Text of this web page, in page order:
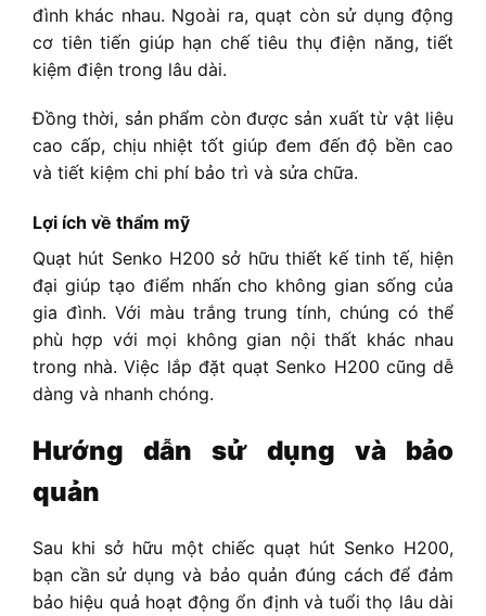
đình khác nhau. Ngoài ra, quạt còn sử dụng động
cơ tiên tiến giúp hạn chế tiêu thụ điện năng, tiết
kiệm điện trong lâu dài.
Đồng thời, sản phẩm còn được sản xuất từ vật liệu
cao cấp, chịu nhiệt tốt giúp đem đến độ bền cao
và tiết kiệm chi phí bảo trì và sửa chữa.
Lợi ích về thẩm mỹ
Quạt hút Senko H200 sở hữu thiết kế tinh tế, hiện
đại giúp tạo điểm nhấn cho không gian sống của
gia đình. Với màu trắng trung tính, chúng có thể
phù hợp với mọi không gian nội thất khác nhau
trong nhà. Việc lắp đặt quạt Senko H200 cũng dễ
dàng và nhanh chóng.
Hướng dẫn sử dụng và bảo
quản
Sau khi sở hữu một chiếc quạt hút Senko H200,
bạn cần sử dụng và bảo quản đúng cách để đảm
bảo hiệu quả hoạt động ổn định và tuổi thọ lâu dài